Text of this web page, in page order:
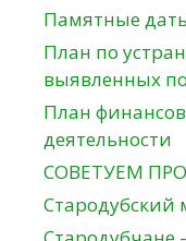
Памятные
План по
выявленных
План
деятельности
СОВЕТУЕМ